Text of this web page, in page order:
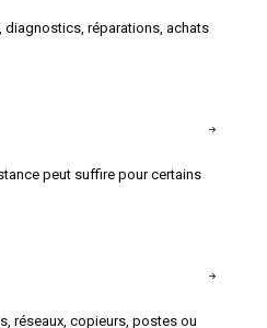
diagnostics, réparations, achats
peut suffire pour certains
réseaux, copieurs, postes ou